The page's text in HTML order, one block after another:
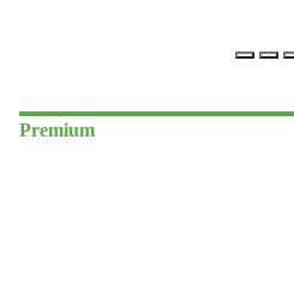
Premium